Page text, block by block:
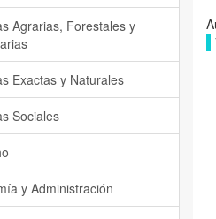
Agrarias, Forestales y
Exactas y Naturales
Sociales
y Administración